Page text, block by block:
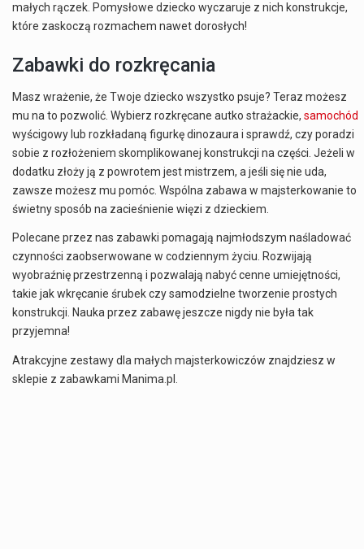
małych rączek. Pomysłowe dziecko wyczaruje z nich konstrukcje,
które zaskoczą rozmachem nawet dorosłych!
Zabawki do rozkręcania
Masz wrażenie, że Twoje dziecko wszystko psuje? Teraz możesz
mu na to pozwolić. Wybierz rozkręcane autko strażackie, samochód
wyścigowy lub rozkładaną figurkę dinozaura i sprawdź, czy poradzi
sobie z rozłożeniem skomplikowanej konstrukcji na części. Jeżeli w
dodatku złoży ją z powrotem jest mistrzem, a jeśli się nie uda,
zawsze możesz mu pomóc. Wspólna zabawa w majsterkowanie to
świetny sposób na zacieśnienie więzi z dzieckiem.
Polecane przez nas zabawki pomagają najmłodszym naśladować
czynności zaobserwowane w codziennym życiu. Rozwijają
wyobraźnię przestrzenną i pozwalają nabyć cenne umiejętności,
takie jak wkręcanie śrubek czy samodzielne tworzenie prostych
konstrukcji. Nauka przez zabawę jeszcze nigdy nie była tak
przyjemna!
Atrakcyjne zestawy dla małych majsterkowiczów znajdziesz w
sklepie z zabawkami Manima.pl.